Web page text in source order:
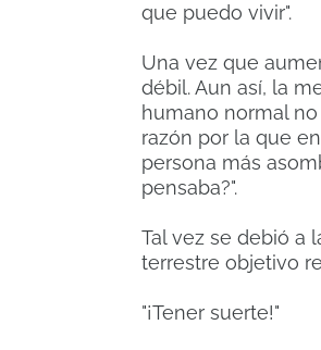
que puedo vivir".
Una vez que
débil. Aun así, la
humano normal
razón por la que
persona más
pensaba?".
Tal vez se debió a
terrestre objetivo
"¡Tener suerte!"